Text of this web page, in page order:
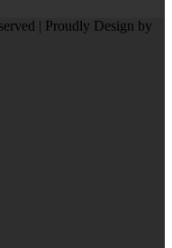
| Proudly Design by